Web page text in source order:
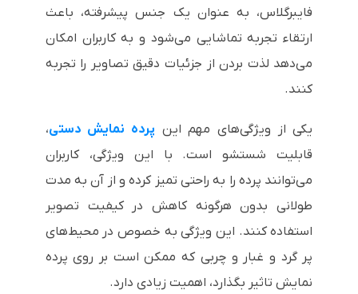
فایبرگلاس، به عنوان یک جنس پیشرفته، باعث
ارتقاء تجربه تماشایی می‌شود و به کاربران امکان
می‌دهد لذت بردن از جزئیات دقیق تصاویر را تجربه
کنند.
یکی از ویژگی‌های مهم این پرده نمایش دستی،
قابلیت شستشو است. با این ویژگی، کاربران
می‌توانند پرده را به راحتی تمیز کرده و از آن به مدت
طولانی بدون هرگونه کاهش در کیفیت تصویر
استفاده کنند. این ویژگی به خصوص در محیط‌های
پر گرد و غبار و چربی که ممکن است بر روی پرده
نمایش تاثیر بگذارد، اهمیت زیادی دارد.